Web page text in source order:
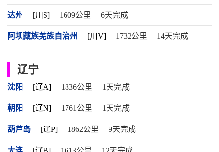
达州 [川S] 1609公里 6天完成
阿坝藏族羌族自治州 [川V] 1732公里 14天完成
辽宁
沈阳 [辽A] 1836公里 1天完成
朝阳 [辽N] 1761公里 1天完成
葫芦岛 [辽P] 1862公里 9天完成
大连 [辽B] 1613公里 12天完成